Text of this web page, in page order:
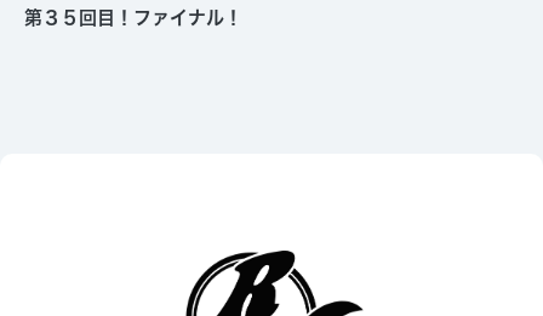
第３５回目！ファイナル！